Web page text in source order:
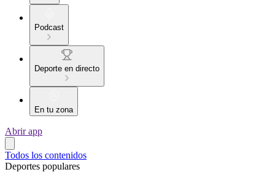
Podcast
Deporte en directo
En tu zona
Abrir app
Todos los contenidos
Deportes populares